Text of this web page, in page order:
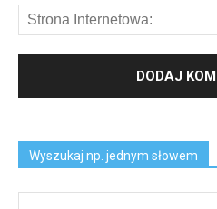
Wyszukaj np. jednym słowem